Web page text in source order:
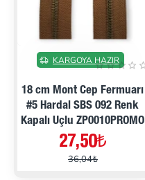
İNDIRIMDE
KARGOYA HAZIR
18 cm Mont Cep Fermuarı
#5 Hardal SBS 092 Renk
Kapalı Uçlu ZP0010PROMO
27,50₺
36,04₺